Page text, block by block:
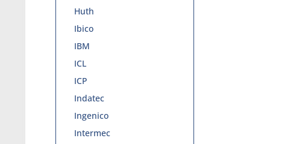
Huth
Ibico
IBM
ICL
ICP
Indatec
Ingenico
Intermec